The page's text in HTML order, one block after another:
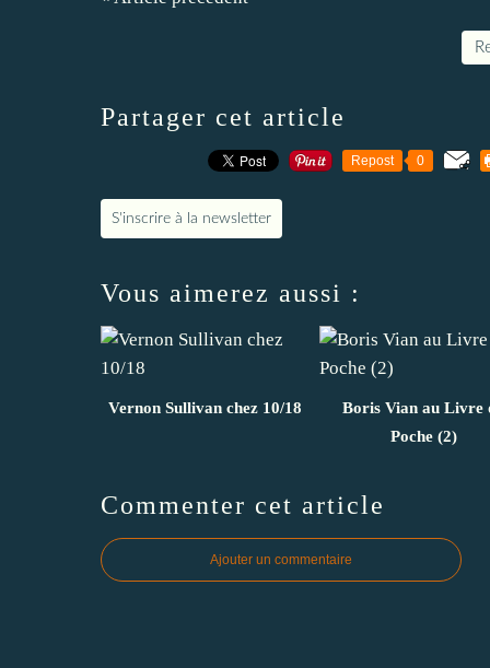
Partager cet article
Repost 0
S'inscrire à la newsletter
Vous aimerez aussi :
Vernon Sullivan chez 10/18
Boris Vian au Livre
Poche (2)
Commenter cet article
Ajouter un commentaire